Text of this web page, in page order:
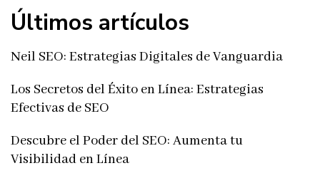
Últimos artículos
Neil SEO: Estrategias Digitales de Vanguardia
Los Secretos del Éxito en Línea: Estrategias
Efectivas de SEO
Descubre el Poder del SEO: Aumenta tu
Visibilidad en Línea